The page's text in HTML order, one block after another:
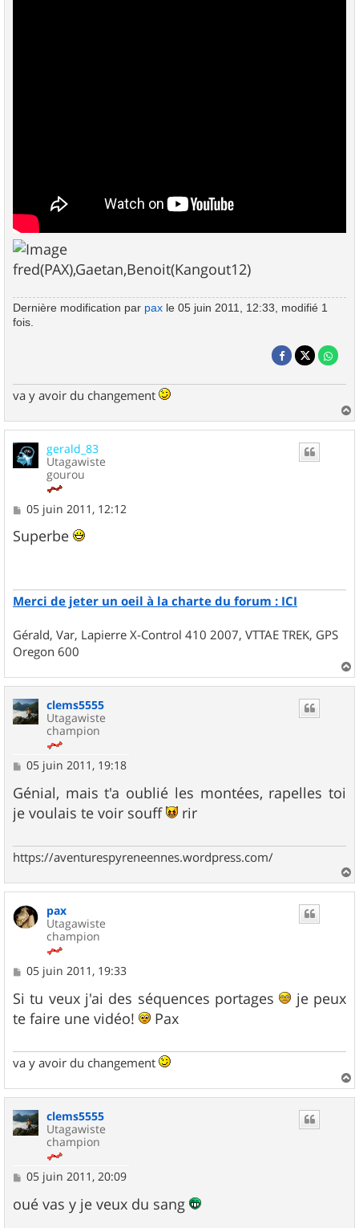
fred(PAX),Gaetan,Benoit(Kangout12)
Dernière modification par pax le 05 juin 2011, 12:33, modifié 1
fois.
va y avoir du changement
a
gerald_83
Utagawiste
gourou
M
s
s
05 juin 2011, 12:12
Superbe
Merci de jeter un oeil à la charte du forum : ICI
Gérald, Var, Lapierre X-Control 410 2007, VTTAE TREK, GPS
Oregon 600
a
clems5555
Utagawiste
champion
M
s
s
a
05 juin 2011, 19:18
Génial, mais t'a oublié les montées, rapelles toi
je voulais te voir souff
rir
https://aventurespyreneennes.wordpress.com/
a
pax
Utagawiste
champion
M
s
s
a
05 juin 2011, 19:33
Si tu veux j'ai des séquences portages
je peux
te faire une vidéo!
Pax
va y avoir du changement
a
clems5555
Utagawiste
champion
M
s
s
05 juin 2011, 20:09
oué vas y je veux du sang